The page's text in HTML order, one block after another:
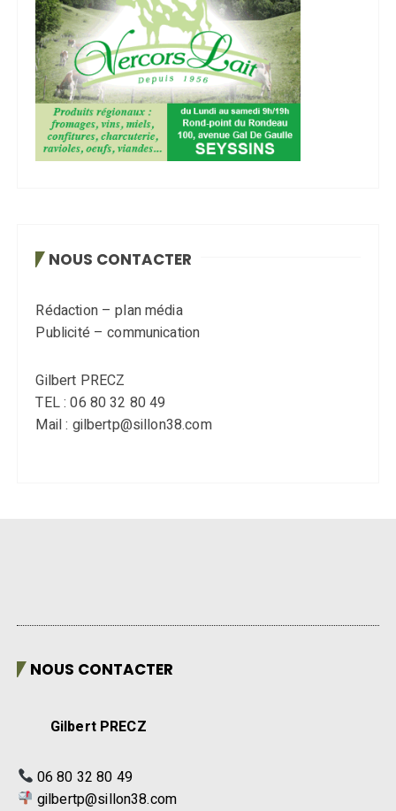
NOUS CONTACTER
Rédaction – plan média
Publicité – communication
Gilbert PRECZ
TEL : 06 80 32 80 49
Mail : gilbertp@sillon38.com
NOUS CONTACTER
Gilbert PRECZ
06 80 32 80 49
gilbertp@sillon38.com